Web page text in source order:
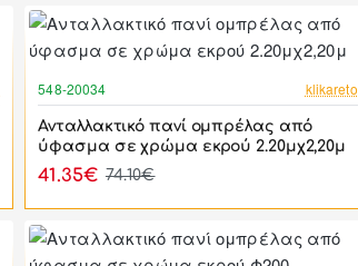
548-20034 klikareto
Ανταλλακτικό πανί ομπρέλας από
ύφασμα σε χρώμα εκρού 2.20μχ2,20μ
41.35€ 74.10€